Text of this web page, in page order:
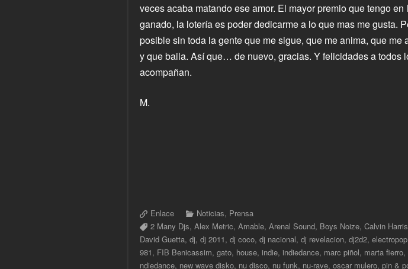
veces acaba matando ese amor. El mayor premio que tengo
ganado, la lotería es poder dedicarme a lo que mas me gusta.
posible sin toda la gente que me sigue, que me anima, que me
y que baila. Así que… de nuevo, gracias. Y felicidades a todos
acompañan.
M.
Enlace Noticias, Prensa
2 Many Djs,Alex Metric,Amable,Arenal Sound, Boys Noize,Calvin Harris
David Guetta,dj,dj 2011,dj coco,dj nacional,dj revelacion,dj2d2,electropop
981, FIB Benicassim,gato, house,indie,indiedance, marc piñol, marta fierro,
ndiedance, new wave disko, nu disco, nu funk, nu-rave,oscar mulero,pin &